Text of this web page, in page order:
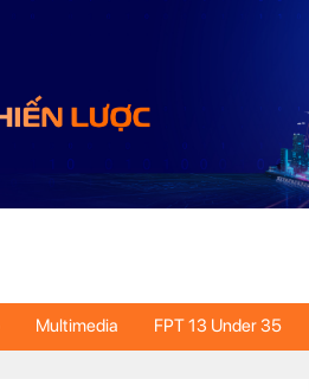
Multimedia FPT 13 Under 35